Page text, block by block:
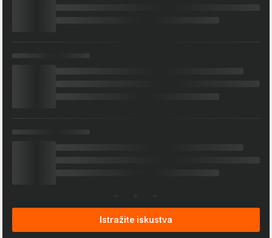
Istražite iskustva